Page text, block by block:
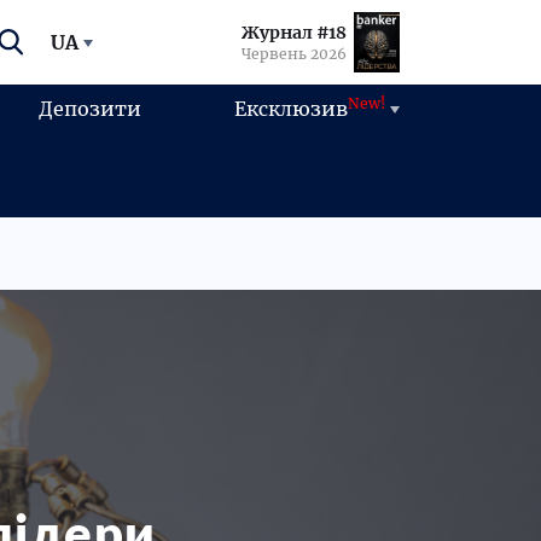
UA Журнал #18
Червень 2026
Депозити ЕксклюзивNew!